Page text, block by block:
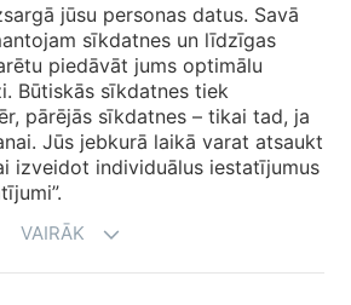
jūsu personas datus. Savā
sīkdatnes un līdzīgas
piedāvāt jums optimālu
Būtiskās sīkdatnes tiek
pārējās sīkdatnes – tikai tad, ja
Jūs jebkurā laikā varat atsaukt
izveidot individuālus iestatījumus
VAIRĀK